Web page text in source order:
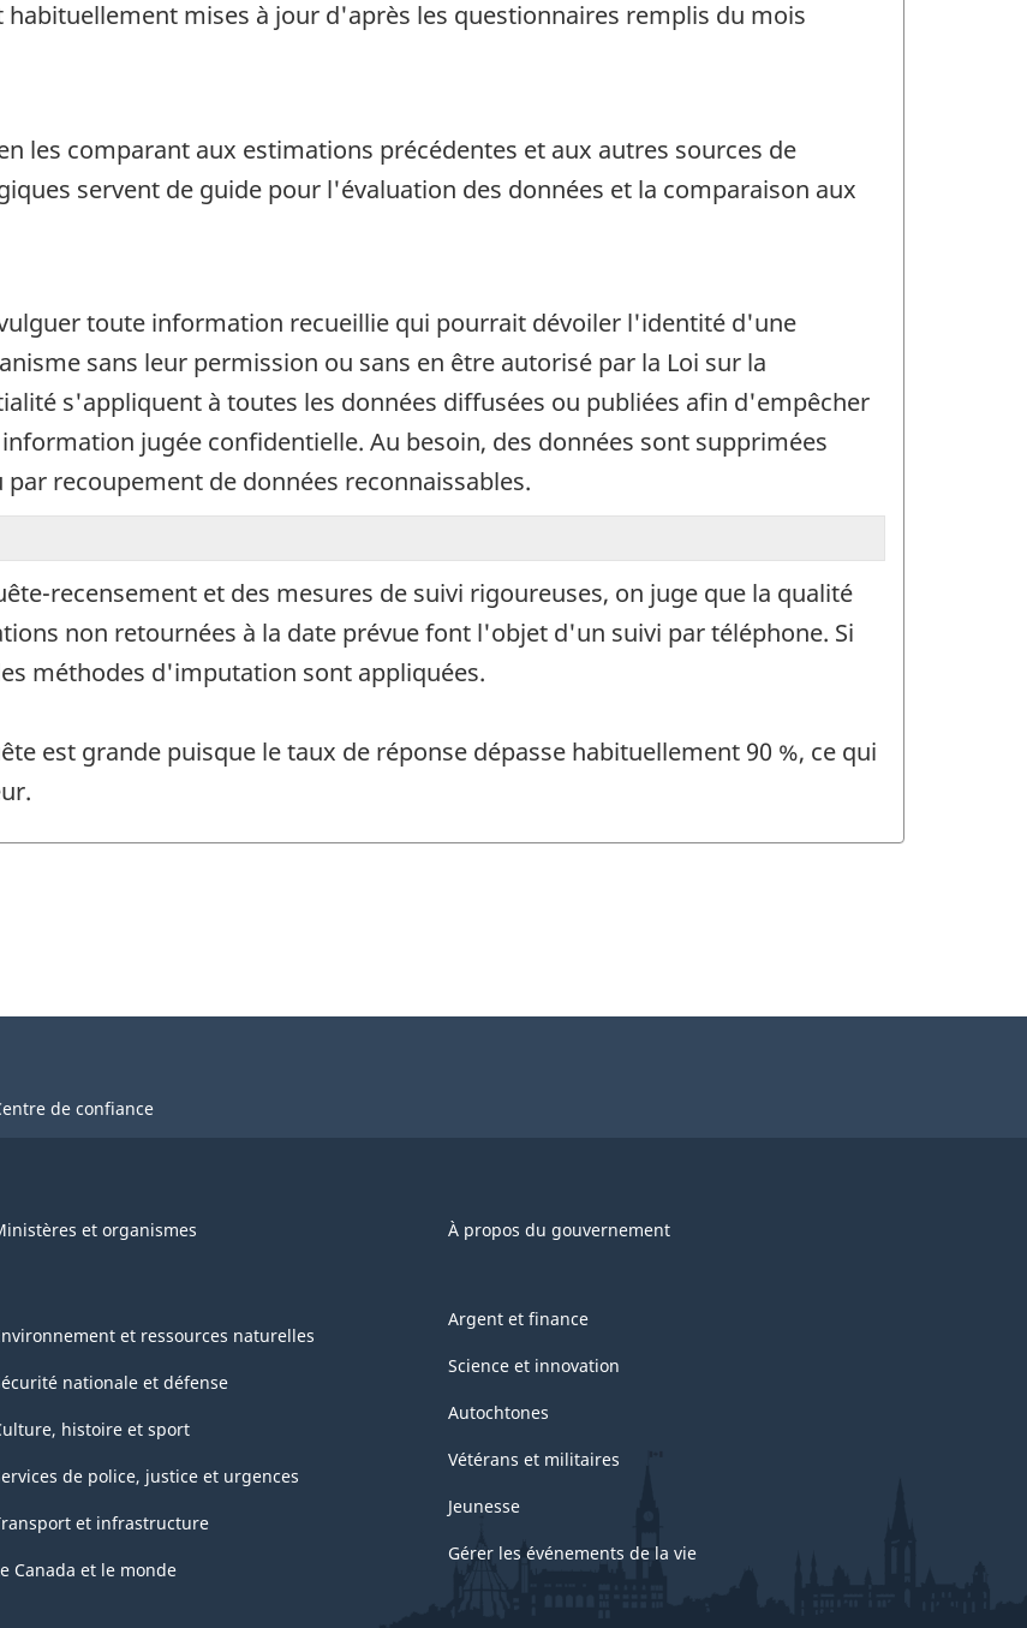
mises à jour d'après les questionnaires remplis du mois
les comparant aux estimations précédentes et aux autres sources de
servent de guide pour l'évaluation des données et la comparaison aux
toute information recueillie qui pourrait dévoiler l'identité d'une
sans leur permission ou sans en être autorisé par la Loi sur la
s'appliquent à toutes les données diffusées ou publiées afin d'empêcher
jugée confidentielle. Au besoin, des données sont supprimées
recoupement de données reconnaissables.
recensement et des mesures de suivi rigoureuses, on juge que la qualité
non retournées à la date prévue font l'objet d'un suivi par téléphone. Si
méthodes d'imputation sont appliquées.
est grande puisque le taux de réponse dépasse habituellement 90 %, ce qui
de confiance
et organismes À propos du gouvernement
et ressources naturelles
nationale et défense
histoire et sport
de police, justice et urgences
et infrastructure
Canada et le monde
Argent et finance
Science et innovation
Autochtones
Vétérans et militaires
Jeunesse
Gérer les événements de la vie